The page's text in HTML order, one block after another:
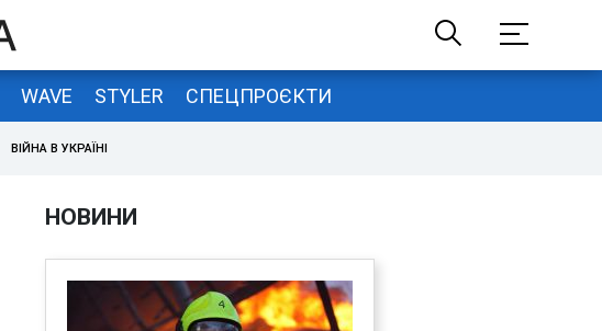
WAVE STYLER СПЕЦПРОЄКТИ
ВІЙНА В УКРАЇНІ
НОВИНИ